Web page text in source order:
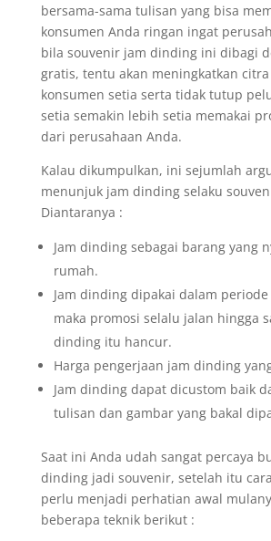
bersama-sama tulisan yang bisa
konsumen Anda ringan ingat
bila souvenir jam dinding ini dibagi
gratis, tentu akan meningkatkan citra
konsumen setia serta tidak tutup
setia semakin lebih setia memakai
dari perusahaan Anda.
Kalau dikumpulkan, ini sejumlah
menunjuk jam dinding selaku
Diantaranya :
Jam dinding sebagai barang yang
rumah.
Jam dinding dipakai dalam
maka promosi selalu jalan hingga
dinding itu hancur.
Harga pengerjaan jam dinding
Jam dinding dapat dicustom baik
tulisan dan gambar yang bakal
Saat ini Anda udah sangat percaya
dinding jadi souvenir, setelah itu
perlu menjadi perhatian awal
beberapa teknik berikut :